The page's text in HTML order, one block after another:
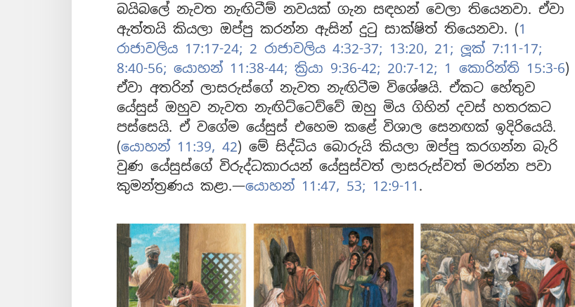
බයිබලේ නැවත නැඟිටීම් නවයක් ගැන සඳහන් වෙලා තියෙනවා. ඒවා
ඇත්තයි කියලා ඔප්පු කරන්න ඇසින් දුටු සාක්ෂිත් තියෙනවා. (1
රාජාවලිය 17:17-24; 2 රාජාවලිය 4:32-37; 13:20, 21; ලූක් 7:11-17;
8:40-56; යොහන් 11:38-44; ක්‍රියා 9:36-42; 20:7-12; 1 කොරින්ති 15:3-6)
ඒවා අතරින් ලාසරුස්ගේ නැවත නැඟිටීම විශේෂයි. ඒකට හේතුව
යේසුස් ඔහුව නැවත නැඟිට්ටෙව්වේ ඔහු මිය ගිහින් දවස් හතරකට
පස්සෙයි. ඒ වගේම යේසුස් එහෙම කළේ විශාල සෙනඟක් ඉදිරියෙයි.
(යොහන් 11:39, 42) මේ සිද්ධිය බොරුයි කියලා ඔප්පු කරගන්න බැරි
වුණ යේසුස්ගේ විරුද්ධකාරයන් යේසුස්වත් ලාසරුස්වත් මරන්න පවා
කුමන්ත්‍රණය කළා.—යොහන් 11:47, 53; 12:9-11 .